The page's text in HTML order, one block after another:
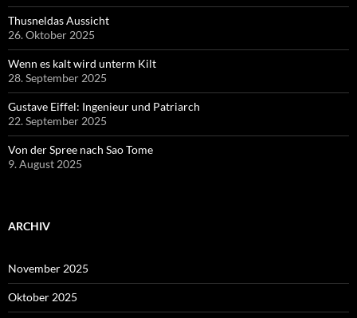
Thusneldas Aussicht
26. Oktober 2025
Wenn es kalt wird unterm Kilt
28. September 2025
Gustave Eiffel: Ingenieur und Patriarch
22. September 2025
Von der Spree nach Sao Tome
9. August 2025
ARCHIV
November 2025
Oktober 2025